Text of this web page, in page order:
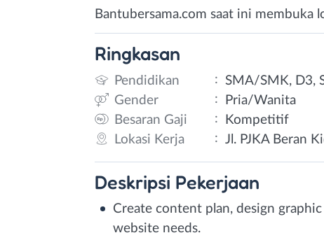
Bantubersama.com saat ini membuka
Ringkasan
Pendidikan : SMA/SMK, D3,
Gender
:
Pria/Wanita
Besaran Gaji
:
Kompetitif
Lokasi Kerja
: Jl. PJKA Beran
Deskripsi Pekerjaan
Create content plan, design
website needs.